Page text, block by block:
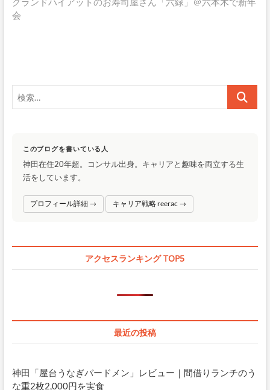
ビ
シ
ョ
会
このブログを書いている人
神田在住20年超。コンサル出身。キャリアと趣味を両立する生
活をしています。
プロフィール詳細 → キャリア戦略 reerac →
アクセスランキング TOP5
最近の投稿
神田「屋台うなぎバードメン」レビュー｜間借りランチのう
な重2枚2,000円を実食